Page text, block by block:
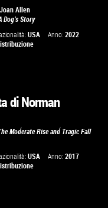
Joan Allen
Dog’s Story
USA Anno:2022
di Norman
Moderate Rise and Tragic Fall
USA Anno:2017